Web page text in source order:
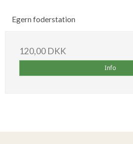
Egern foderstation
120,00 DKK
Info